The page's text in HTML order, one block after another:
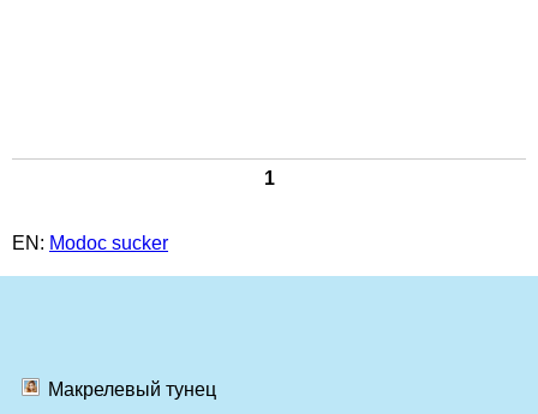
1
EN: Modoc sucker
Макрелевый тунец